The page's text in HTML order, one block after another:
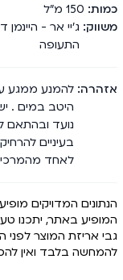
כמות 150 מ"ל
משווק
התעופה
אזהרה להמנע ממגע
היטב במים .
נועד ובהתאם
בעיניים
לאחד
הנתונים המדויקים
המופיע באתר, יתכנו
גבי אריזת המוצר לפני
להמחשה בלבד ואין